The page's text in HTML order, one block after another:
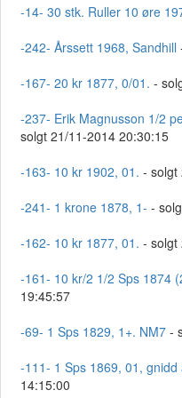
-14- 30 stk. Ruller 10 øre
-242- Årssett 1968, Sandhill
-167- 20 kr 1877, 0/01. -
-237- Erik Magnusson 1/2
solgt 21/11-2014 20:30:15
-163- 10 kr 1902, 01. - solgt
-241- 1 krone 1878, 1- -
-162- 10 kr 1877, 01. - solgt
-161- 10 kr/2 1/2 Sps 1874
19:45:57
-69- 1 Sps 1829, 1+. NM7 -
-111- 1 Sps 1869, 01, gnidd
14:15:00